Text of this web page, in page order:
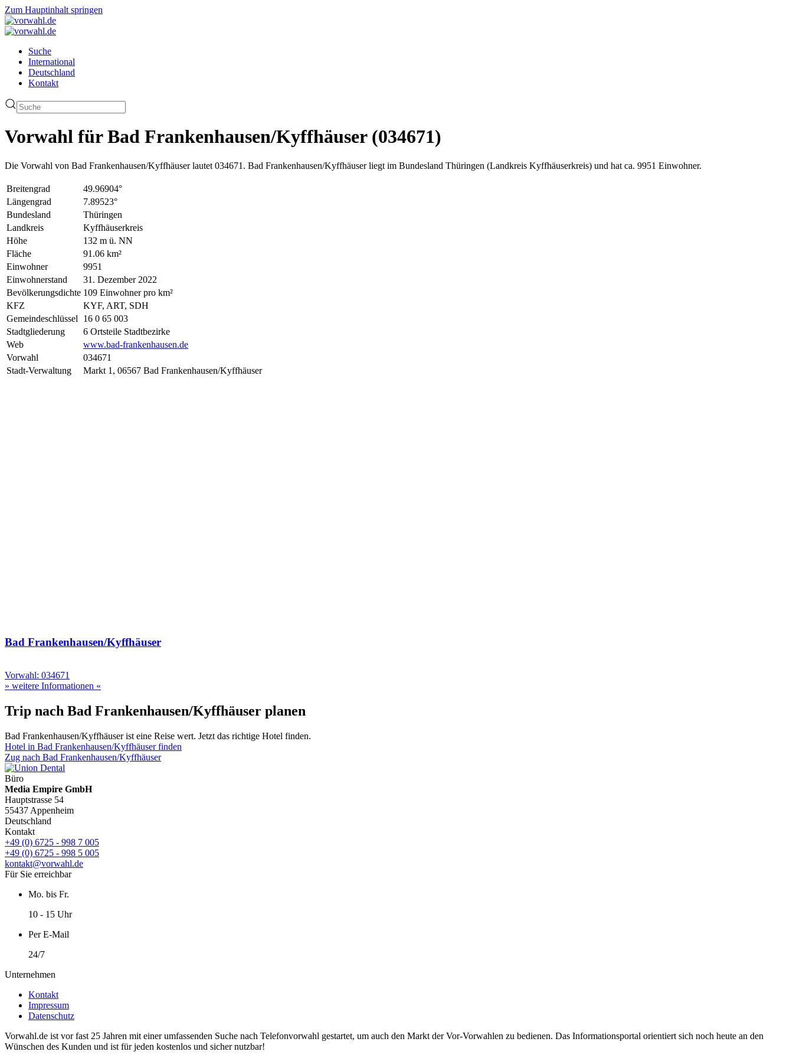
Zum Hauptinhalt springen
Suche
International
Deutschland
Kontakt
Vorwahl für Bad Frankenhausen/Kyffhäuser (034671)
Die Vorwahl von Bad Frankenhausen/Kyffhäuser lautet 034671. Bad Frankenhausen/Kyffhäuser liegt im Bundesland Thüringen (Landkreis Kyffhäuserkreis) und hat ca. 9951 Einwohner.
Breitengrad
49.96904°
Längengrad
7.89523°
Bundesland
Thüringen
Landkreis
Kyffhäuserkreis
Höhe
132 m ü. NN
Fläche
91.06 km²
Einwohner
9951
Einwohnerstand
31. Dezember 2022
Bevölkerungsdichte 109 Einwohner pro km²
KFZ
KYF, ART, SDH
Gemeindeschlüssel
16 0 65 003
Stadtgliederung
6 Ortsteile Stadtbezirke
Web
www.bad-frankenhausen.de
Vorwahl
034671
Stadt-Verwaltung
Markt 1, 06567 Bad Frankenhausen/Kyffhäuser
Bad Frankenhausen/Kyffhäuser
Vorwahl: 034671
» weitere Informationen «
Trip nach Bad Frankenhausen/Kyffhäuser planen
Bad Frankenhausen/Kyffhäuser ist eine Reise wert. Jetzt das richtige Hotel finden.
Hotel in Bad Frankenhausen/Kyffhäuser finden
Zug nach Bad Frankenhausen/Kyffhäuser
Büro
Media Empire GmbH
Hauptstrasse 54
55437 Appenheim
Deutschland
Kontakt
+49 (0) 6725 - 998 7 005
+49 (0) 6725 - 998 5 005
kontakt@vorwahl.de
Für Sie erreichbar
Mo. bis Fr.
10 - 15 Uhr
Per E-Mail
24/7
Unternehmen
Kontakt
Impressum
Datenschutz
Vorwahl.de ist vor fast 25 Jahren mit einer umfassenden Suche nach Telefonvorwahl gestartet, um auch den Markt der Vor-Vorwahlen zu bedienen. Das Informationsportal orientiert sich noch heute an den
Wünschen des Kunden und ist für jeden kostenlos und sicher nutzbar!